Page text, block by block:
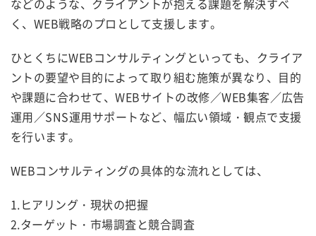
などのような、クライアントが抱える課題を解決すべ
く、WEB戦略のプロとして支援します。
ひとくちにWEBコンサルティングといっても、クライア
ントの要望や目的によって取り組む施策が異なり、目的
や課題に合わせて、WEBサイトの改修／WEB集客／広告
運用／SNS運用サポートなど、幅広い領域・観点で支援
を行います。
WEBコンサルティングの具体的な流れとしては、
1.ヒアリング・現状の把握
2.ターゲット・市場調査と競合調査